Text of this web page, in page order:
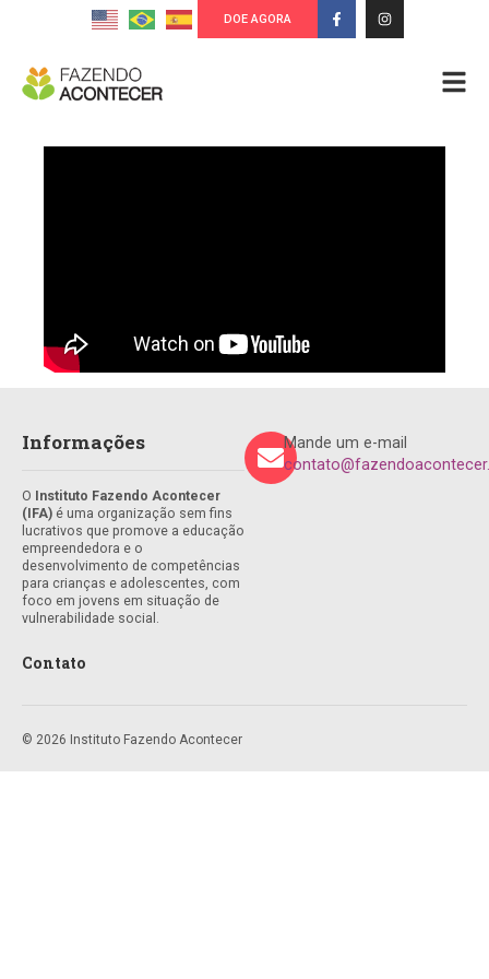
DOE AGORA
Informações
O
Instituto Fazendo Acontecer
(IFA) é uma organização sem fins
lucrativos que promove a educação
empreendedora e o
desenvolvimento de competências
para crianças e adolescentes, com
foco em jovens em situação de
vulnerabilidade social.
Contato
Mande um e-mail
© 2026 Instituto Fazendo Acontecer